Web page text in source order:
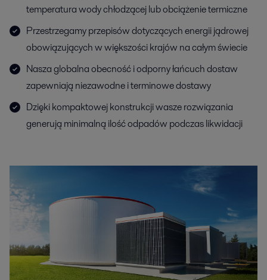
temperatura wody chłodzącej lub obciążenie termiczne
Przestrzegamy przepisów dotyczących energii jądrowej
obowiązujących w większości krajów na całym świecie
Nasza globalna obecność i odporny łańcuch dostaw
zapewniają niezawodne i terminowe dostawy
Dzięki kompaktowej konstrukcji wasze rozwiązania
generują minimalną ilość odpadów podczas likwidacji